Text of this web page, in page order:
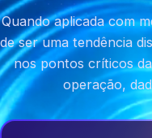
Quando aplicada com
de ser uma tendência
nos pontos críticos
operação,